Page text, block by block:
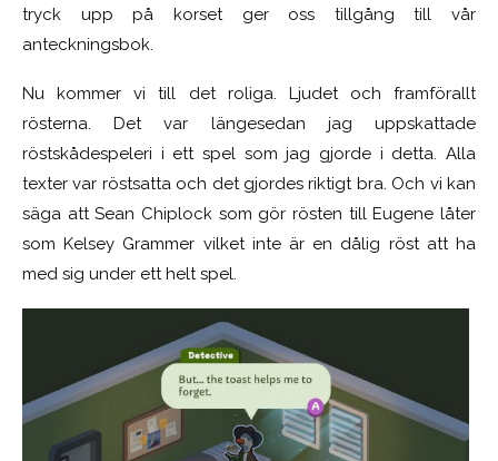
tryck upp på korset ger oss tillgång till vår
anteckningsbok.
Nu kommer vi till det roliga. Ljudet och framförallt
rösterna. Det var längesedan jag uppskattade
röstskådespeleri i ett spel som jag gjorde i detta. Alla
texter var röstsatta och det gjordes riktigt bra. Och vi kan
säga att Sean Chiplock som gör rösten till Eugene låter
som Kelsey Grammer vilket inte är en dålig röst att ha
med sig under ett helt spel.